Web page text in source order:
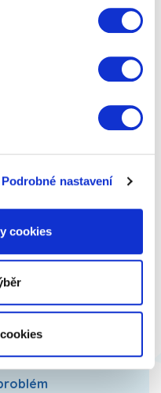
Podrobné nastavení
cookies
3 odečíst. Tak proč
stačí se podívat do
než 280 zážitků